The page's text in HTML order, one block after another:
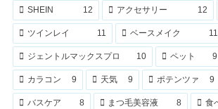
SHEIN 12 アクセサリー 12
ツインレイ 11 ベースメイク 11
ジェントルマックスプロ 10 ペット 9
カラコン 9 天気 9 ポテンツァ 9
バスケア 8 まつ毛美容液 8 食